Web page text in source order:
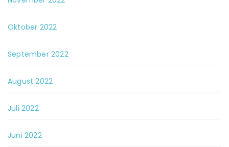
Oktober 2022
September 2022
August 2022
Juli 2022
Juni 2022